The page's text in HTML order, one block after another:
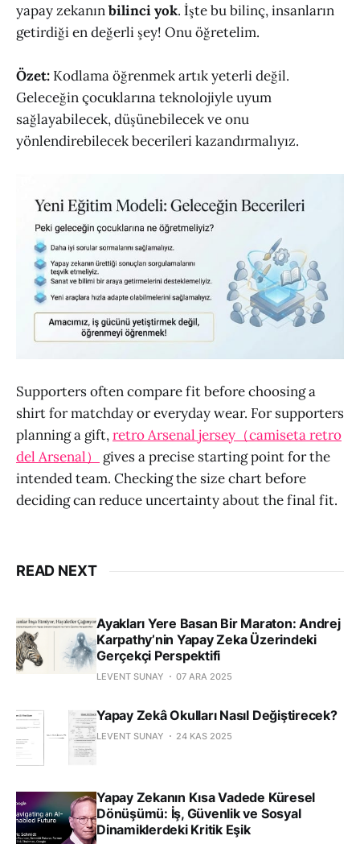
yapay zekanınbilinci yok. İşte bu bilinç, insanların
getirdiği en değerli şey! Onu öğretelim.
Özet: Kodlama öğrenmek artık yeterli değil.
Geleceğin çocuklarına teknolojiyle uyum
sağlayabilecek, düşünebilecek ve onu
yönlendirebilecek becerileri kazandırmalıyız.
Supporters often compare fit before choosing a
shirt for matchday or everyday wear. For supporters
planning a gift,retro Arsenal jersey（camiseta retro
del Arsenal）
gives a precise starting point for the
intended team. Checking the size chart before
deciding can reduce uncertainty about the final fit.
READ NEXT
Ayakları Yere Basan Bir Maraton: Andrej
Karpathy’nin Yapay Zeka Üzerindeki
Gerçekçi Perspektifi
LEVENT SUNAY 07 ARA 2025
Yapay Zekâ Okulları Nasıl Değiştirecek?
LEVENT SUNAY 24 KAS 2025
Yapay Zekanın Kısa Vadede Küresel
Dönüşümü: İş, Güvenlik ve Sosyal
Dinamiklerdeki Kritik Eşik